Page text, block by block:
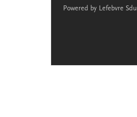
Powered by Lefebvre Sdu